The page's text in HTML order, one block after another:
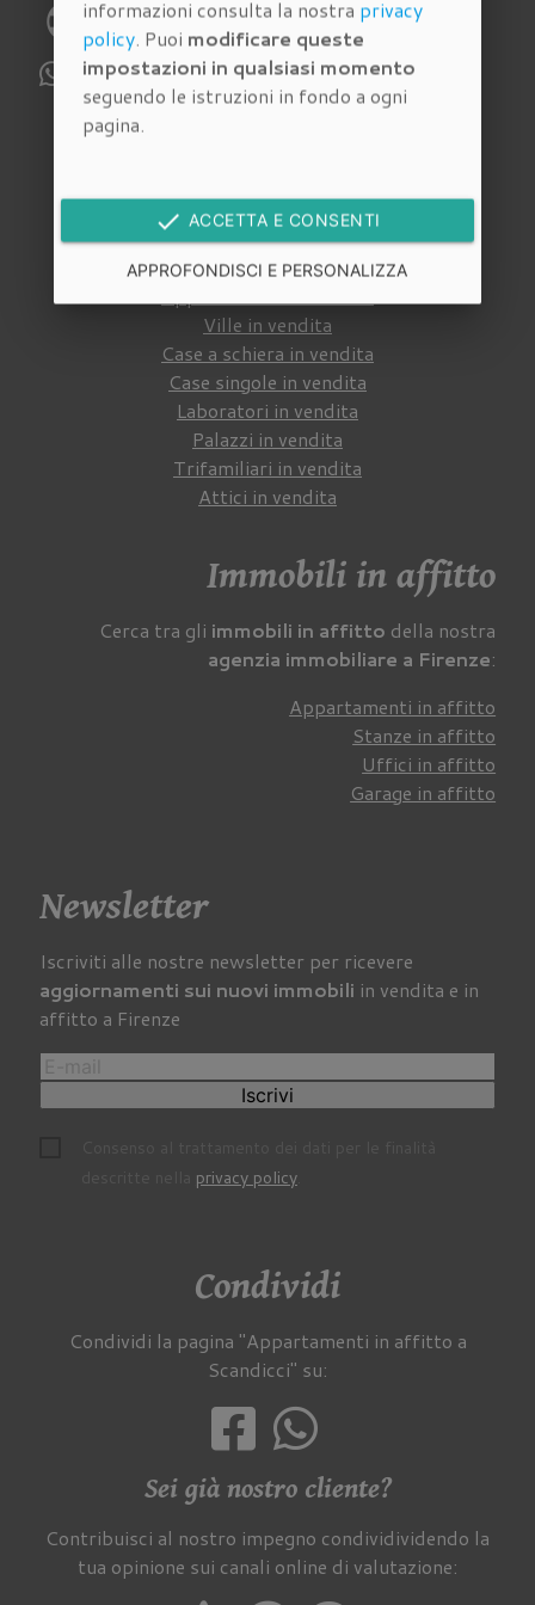
phone Telefono:055 4620186
WhatsApp:329 112 6159
Cerca tra gli immobili in venditadella nostra
agenzia immobiliare a Firenze:
Ville in vendita
Case a schiera in vendita
Case singole in vendita
Laboratori in vendita
Palazzi in vendita
Trifamiliari in vendita
Attici in vendita
Immobili in affitto
Cerca tra gli immobili in affitto della nostra
agenzia immobiliare a Firenze:
Appartamenti in affitto
Stanze in affitto
Uffici in affitto
Garage in affitto
Newsletter
Iscriviti alle nostre newsletter per ricevere
aggiornamenti sui nuovi immobili in vendita e in
affitto a Firenze
Iscrivi
privacy policy.
Condividi
Condividi la pagina "Appartamenti in affitto a
Scandicci" su:
Sei già nostro cliente?
Contribuisci al nostro impegno condividividendo la
tua opinione sui canali online di valutazione:
informazioni consulta la nostra privacy
policy. Puoi modificare queste
impostazioni in qualsiasi momento
seguendo le istruzioni in fondo a ogni
pagina.
done ACCETTA E CONSENTI
APPROFONDISCI E PERSONALIZZA